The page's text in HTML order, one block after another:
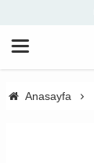
Anasayfa